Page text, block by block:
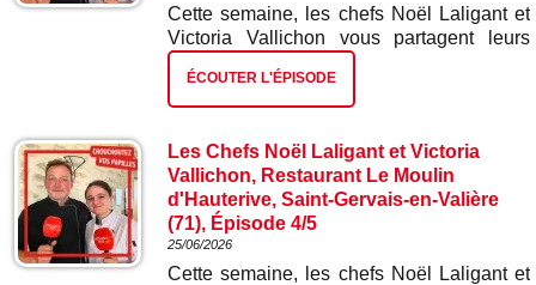
Cette semaine, les chefs Noël Laligant et
Victoria Vallichon vous partagent leurs
meilleures recettes. Dans ce cinquième et
dernier épisode : nougat glacé.
ÉCOUTER L'ÉPISODE
Les Chefs Noël Laligant et Victoria
Vallichon, Restaurant Le Moulin
d'Hauterive, Saint-Gervais-en-Valière
(71), Épisode 4/5
25/06/2026
Cette semaine, les chefs Noël Laligant et